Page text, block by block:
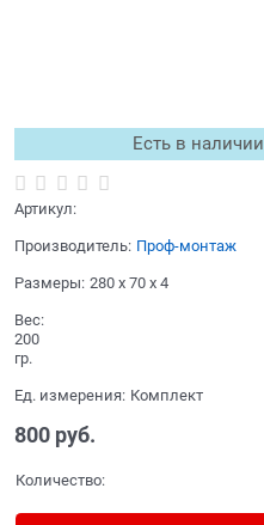
Есть в наличии
Артикул:
Производитель: Проф-монтаж
Размеры: 280 x 70 x 4
Вес:
200
гр.
Ед. измерения: Комплект
800 руб.
Количество: